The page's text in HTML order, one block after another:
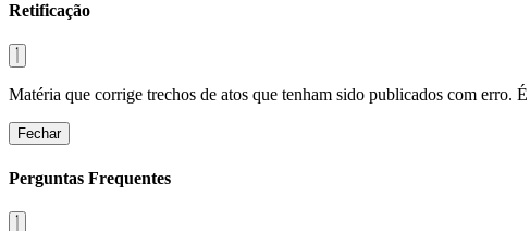
Retificação
Matéria que corrige trechos de atos que tenham sido publicados com erro.
Fechar
Perguntas Frequentes